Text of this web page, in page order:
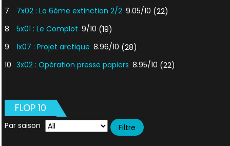
7
7x02 : La 6ème extinction 2/2 9.05/10 (22)
8
5x01 : Le Complot 9/10 (19)
9
1x07 : Projet arctique 8.96/10 (28)
10 3x02 : Opération presse papiers 8.95/10 (22)
FLOP 10
Par saison